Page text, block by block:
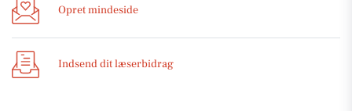
Opret mindeside
Indsend dit læserbidrag